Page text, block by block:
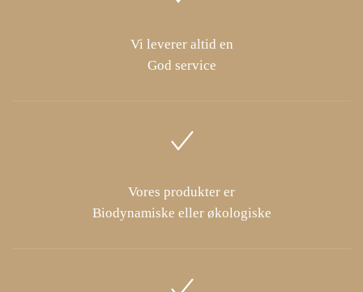
Vi leverer altid en
God service
Vores produkter er
Biodynamiske eller økologiske